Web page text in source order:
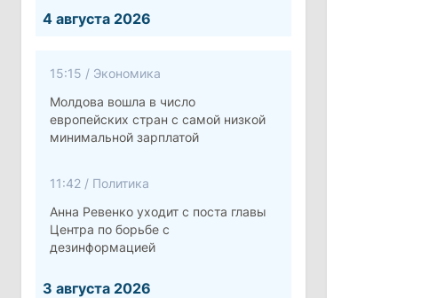
4 августа 2026
15:15 / Экономика
Молдова вошла в число
европейских стран с самой низкой
минимальной зарплатой
11:42 / Политика
Анна Ревенко уходит с поста главы
Центра по борьбе с
дезинформацией
3 августа 2026